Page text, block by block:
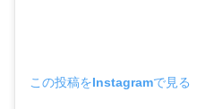
この投稿をInstagramで見る